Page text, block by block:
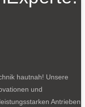
hautnah! Unsere
und
Antrieben